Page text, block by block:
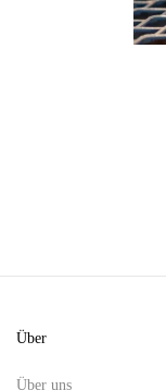
Über
Über uns